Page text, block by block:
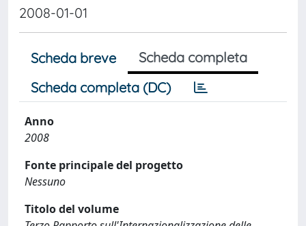
2008-01-01
Scheda breve
Scheda completa
Scheda completa (DC)
Anno
2008
Fonte principale del progetto
Nessuno
Titolo del volume